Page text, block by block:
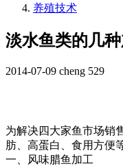
养殖技术
淡水鱼类的几
2014-07-09 cheng 529
为解决四大家鱼市场销
肪、高蛋白、食用方便
一、风味腊鱼加工